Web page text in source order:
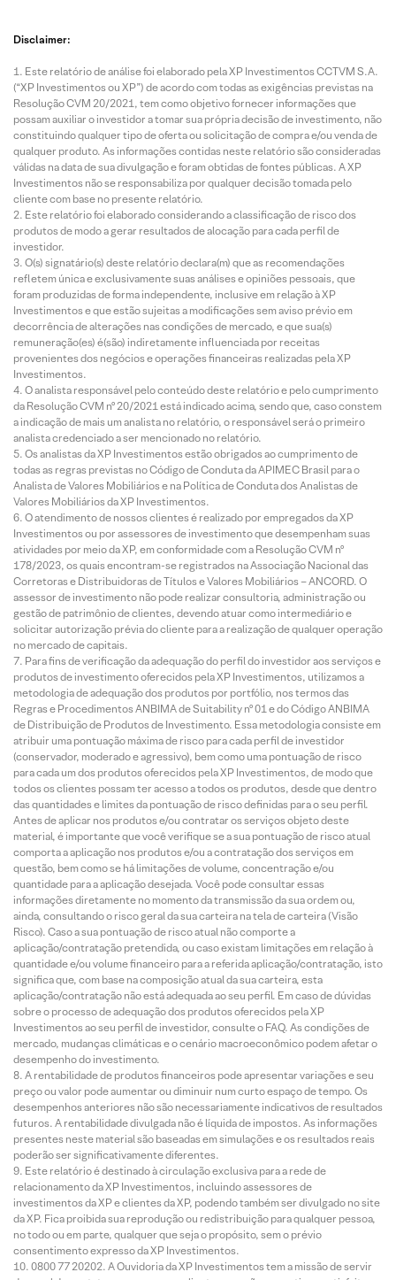
Disclaimer:
Este relatório de análise foi elaborado pela XP Investimentos CCTVM S.A.
(“XP Investimentos ou XP”) de acordo com todas as exigências previstas na
Resolução CVM 20/2021, tem como objetivo fornecer informações que
possam auxiliar o investidor a tomar sua própria decisão de investimento, não
constituindo qualquer tipo de oferta ou solicitação de compra e/ou venda de
qualquer produto. As informações contidas neste relatório são consideradas
válidas na data de sua divulgação e foram obtidas de fontes públicas. A XP
Investimentos não se responsabiliza por qualquer decisão tomada pelo
cliente com base no presente relatório.
Este relatório foi elaborado considerando a classificação de risco dos
produtos de modo a gerar resultados de alocação para cada perfil de
investidor.
O(s) signatário(s) deste relatório declara(m) que as recomendações
refletem única e exclusivamente suas análises e opiniões pessoais, que
foram produzidas de forma independente, inclusive em relação à XP
Investimentos e que estão sujeitas a modificações sem aviso prévio em
decorrência de alterações nas condições de mercado, e que sua(s)
remuneração(es) é(são) indiretamente influenciada por receitas
provenientes dos negócios e operações financeiras realizadas pela XP
Investimentos.
O analista responsável pelo conteúdo deste relatório e pelo cumprimento
da Resolução CVM nº 20/2021 está indicado acima, sendo que, caso constem
a indicação de mais um analista no relatório, o responsável será o primeiro
analista credenciado a ser mencionado no relatório.
Os analistas da XP Investimentos estão obrigados ao cumprimento de
todas as regras previstas no Código de Conduta da APIMEC Brasil para o
Analista de Valores Mobiliários e na Política de Conduta dos Analistas de
Valores Mobiliários da XP Investimentos.
O atendimento de nossos clientes é realizado por empregados da XP
Investimentos ou por assessores de investimento que desempenham suas
atividades por meio da XP, em conformidade com a Resolução CVM nº
178/2023, os quais encontram-se registrados na Associação Nacional das
Corretoras e Distribuidoras de Títulos e Valores Mobiliários – ANCORD. O
assessor de investimento não pode realizar consultoria, administração ou
gestão de patrimônio de clientes, devendo atuar como intermediário e
solicitar autorização prévia do cliente para a realização de qualquer operação
no mercado de capitais.
Para fins de verificação da adequação do perfil do investidor aos serviços e
produtos de investimento oferecidos pela XP Investimentos, utilizamos a
metodologia de adequação dos produtos por portfólio, nos termos das
Regras e Procedimentos ANBIMA de Suitability nº 01 e do Código ANBIMA
de Distribuição de Produtos de Investimento. Essa metodologia consiste em
atribuir uma pontuação máxima de risco para cada perfil de investidor
(conservador, moderado e agressivo), bem como uma pontuação de risco
para cada um dos produtos oferecidos pela XP Investimentos, de modo que
todos os clientes possam ter acesso a todos os produtos, desde que dentro
das quantidades e limites da pontuação de risco definidas para o seu perfil.
Antes de aplicar nos produtos e/ou contratar os serviços objeto deste
material, é importante que você verifique se a sua pontuação de risco atual
comporta a aplicação nos produtos e/ou a contratação dos serviços em
questão, bem como se há limitações de volume, concentração e/ou
quantidade para a aplicação desejada. Você pode consultar essas
informações diretamente no momento da transmissão da sua ordem ou,
ainda, consultando o risco geral da sua carteira na tela de carteira (Visão
Risco). Caso a sua pontuação de risco atual não comporte a
aplicação/contratação pretendida, ou caso existam limitações em relação à
quantidade e/ou volume financeiro para a referida aplicação/contratação, isto
significa que, com base na composição atual da sua carteira, esta
aplicação/contratação não está adequada ao seu perfil. Em caso de dúvidas
sobre o processo de adequação dos produtos oferecidos pela XP
Investimentos ao seu perfil de investidor, consulte o FAQ. As condições de
mercado, mudanças climáticas e o cenário macroeconômico podem afetar o
desempenho do investimento.
A rentabilidade de produtos financeiros pode apresentar variações e seu
preço ou valor pode aumentar ou diminuir num curto espaço de tempo. Os
desempenhos anteriores não são necessariamente indicativos de resultados
futuros. A rentabilidade divulgada não é líquida de impostos. As informações
presentes neste material são baseadas em simulações e os resultados reais
poderão ser significativamente diferentes.
Este relatório é destinado à circulação exclusiva para a rede de
relacionamento da XP Investimentos, incluindo assessores de
investimentos da XP e clientes da XP, podendo também ser divulgado no site
da XP. Fica proibida sua reprodução ou redistribuição para qualquer pessoa,
no todo ou em parte, qualquer que seja o propósito, sem o prévio
consentimento expresso da XP Investimentos.
0800 77 20202. A Ouvidoria da XP Investimentos tem a missão de servir